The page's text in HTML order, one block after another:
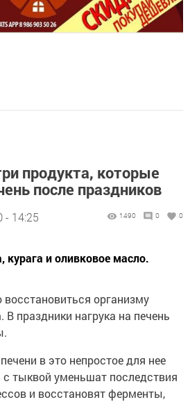
продукта, которые
после праздников
- 14:25 1490 0 0
курага и оливковое масло.
восстановиться организму
В праздники нагрука на печень
в это непростое для нее
тыквой уменьшат последствия
и восстановят ферменты,